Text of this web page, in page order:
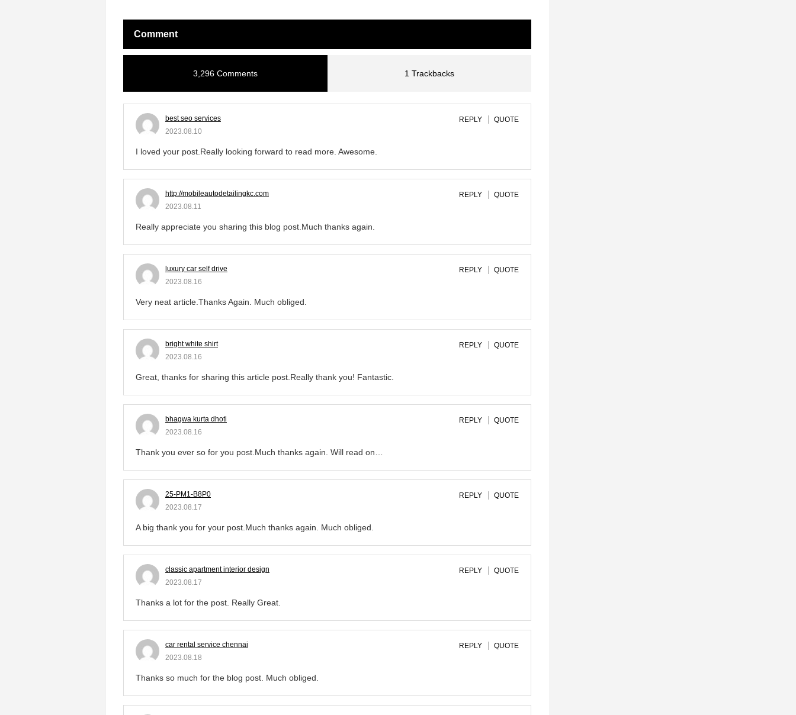
Comment
3,296 Comments 1 Trackbacks
best seo services
2023.08.10
REPLY QUOTE
I loved your post.Really looking forward to read more. Awesome.
http://mobileautodetailingkc.com
2023.08.11
REPLY QUOTE
Really appreciate you sharing this blog post.Much thanks again.
luxury car self drive
2023.08.16
REPLY QUOTE
Very neat article.Thanks Again. Much obliged.
bright white shirt
2023.08.16
REPLY QUOTE
Great, thanks for sharing this article post.Really thank you! Fantastic.
bhagwa kurta dhoti
2023.08.16
REPLY QUOTE
Thank you ever so for you post.Much thanks again. Will read on…
25-PM1-B8P0
2023.08.17
REPLY QUOTE
A big thank you for your post.Much thanks again. Much obliged.
classic apartment interior design
2023.08.17
REPLY QUOTE
Thanks a lot for the post. Really Great.
car rental service chennai
2023.08.18
REPLY QUOTE
Thanks so much for the blog post. Much obliged.